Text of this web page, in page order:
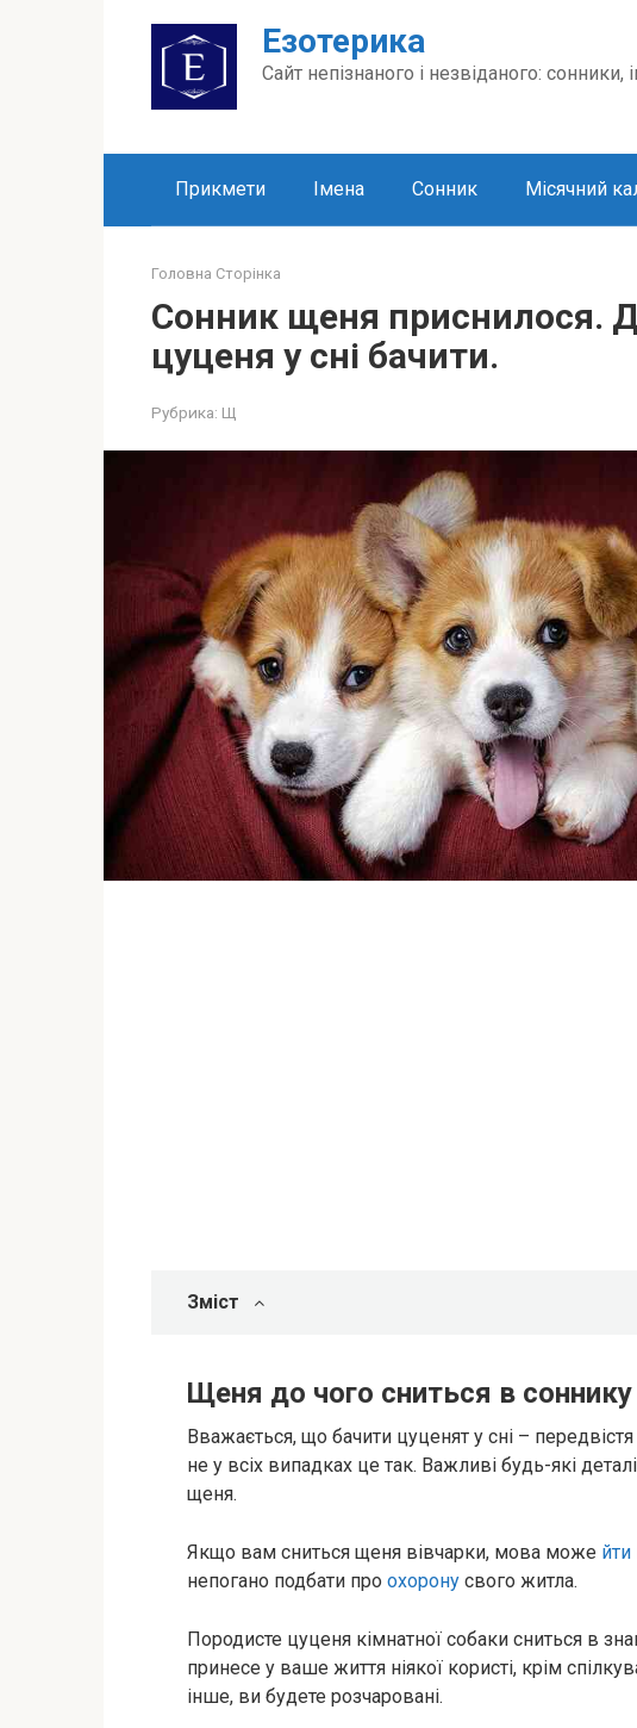
Езотерика
Сайт непізнаного і незвіданого:
Прикмети Імена Сонник Місячний
Головна Сторінка
Сонник щеня приснилося.
цуценя у сні бачити.
Рубрика: Щ
Зміст
Щеня до чого сниться в
Вважається, що бачити цуценят у сні –
не у всіх випадках це так. Важливі будь-які
щеня.
Якщо вам сниться щеня вівчарки, мова може йти
непогано подбати про охорону свого житла.
Породисте цуценя кімнатної собаки сниться в
принесе у ваше життя ніякої користі, крім
інше, ви будете розчаровані.